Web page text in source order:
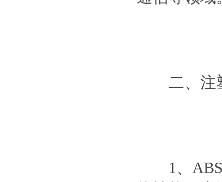
二、注塑
1、ABS